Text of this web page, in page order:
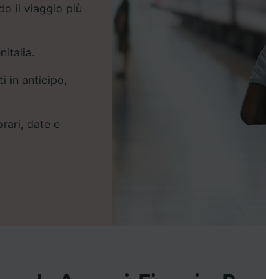
il viaggio più
in anticipo,
date e